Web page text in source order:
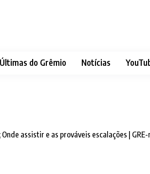
Últimas do Grêmio Notícias